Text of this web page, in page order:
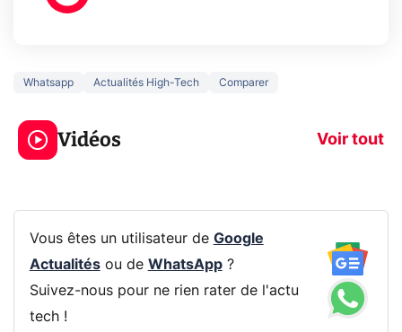
Whatsapp Actualités High-Tech Comparer
Vidéos Voir tout
3 écrans en 1 pour
319€ ? Voici L'AOC
CQ32G4ZA !
prochaine
Vous êtes un utilisateur de Google
Actualitésou de WhatsApp?
Suivez-nous pour ne rien rater de l'actu
tech !